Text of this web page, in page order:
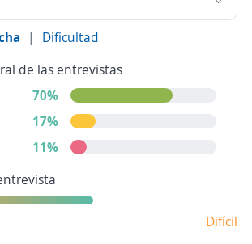
|
Dificultad
de las entrevistas
70%
17%
11%
Difícil